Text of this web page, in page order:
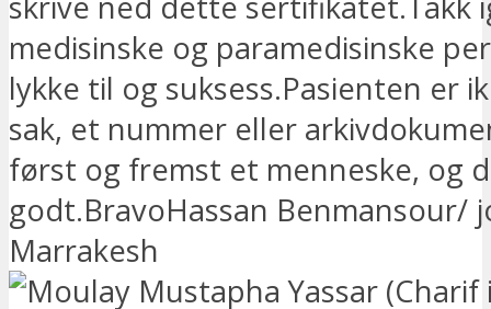
medisinske og paramedisinske
lykke til og suksess.Pasienten er
sak, et nummer eller
først og fremst et menneske, og
godt.BravoHassan Benmansour/
Marrakesh